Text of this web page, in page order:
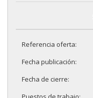
Referencia oferta:
Fecha publicación:
Fecha de cierre: